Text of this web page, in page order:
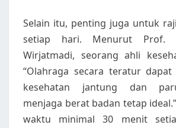
Selain itu, penting juga untuk
setiap hari. Menurut Prof.
Wirjatmadi, seorang ahli
“Olahraga secara teratur dapat
kesehatan jantung dan
menjaga berat badan tetap
waktu minimal 30 menit